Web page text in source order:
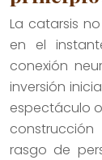
La catarsis
en el
conexión
inversión
espectáculo
rasgo de